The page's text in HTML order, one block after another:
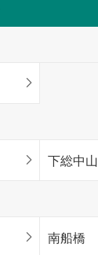
下総中山
南船橋